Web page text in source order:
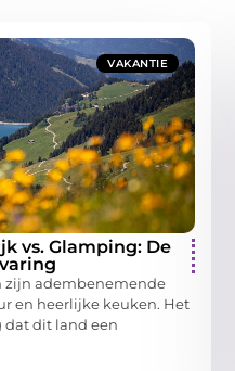
VAKANTIE
vs. Glamping: De
zijn adembenemende
en heerlijke keuken. Het
dat dit land een